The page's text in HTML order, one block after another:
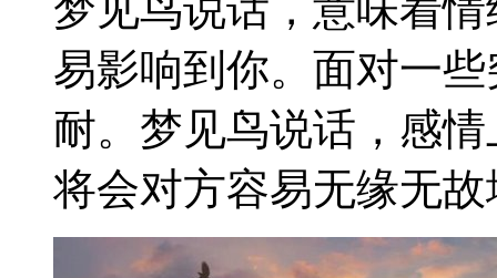
易影响到你。面对一
耐。梦见鸟说话，感
将会对方容易无缘无